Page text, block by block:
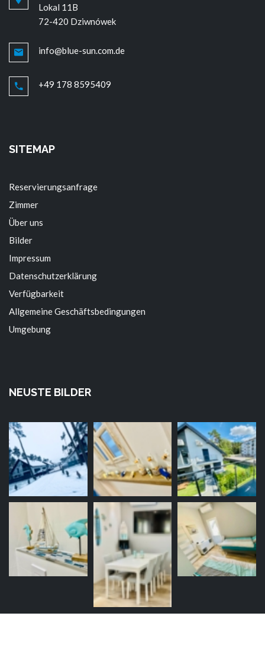
Lokal 11B
72-420 Dziwnówek
info@blue-sun.com.de
+49 178 8595409
SITEMAP
Reservierungsanfrage
Zimmer
Über uns
Bilder
Impressum
Datenschutzerklärung
Verfügbarkeit
Allgemeine Geschäftsbedingungen
Umgebung
NEUSTE BILDER